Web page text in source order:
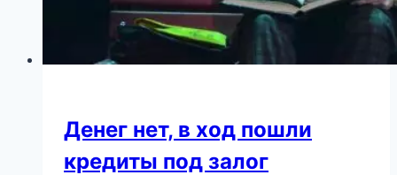
Денег нет, в ход пошли
кредиты под залог